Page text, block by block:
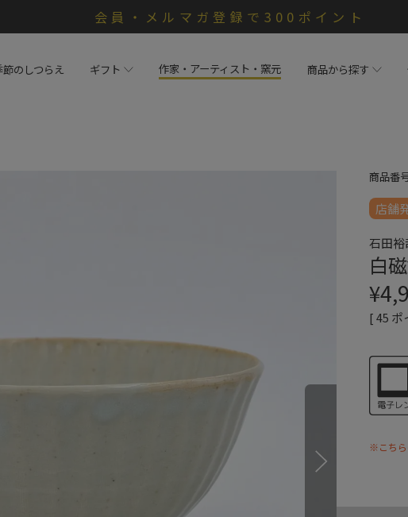
会員・メルマガ登録で300ポイント
節のしつらえ ギフト 作家・アーティスト・窯元 商品から探す
商品番
店舗
石田裕
白
¥
[45 ポ
※こちら